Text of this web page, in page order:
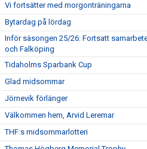
Vi fortsätter med morgonträningarna
Bytardag på lördag
Inför säsongen 25/26: Fortsatt
och Falköping
Tidaholms Sparbank Cup
Glad midsommar
Jörnevik förlänger
Välkommen hem, Arvid Leremar
THF:s midsommarlotteri